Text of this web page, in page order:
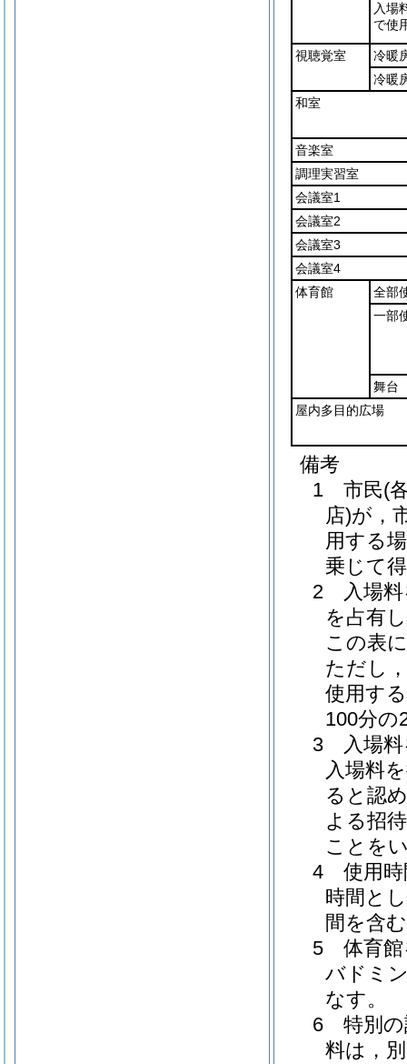
入場
で使
視聴覚室
冷暖
冷暖
和室
音楽室
調理実習室
会議室1
会議室2
会議室3
会議室4
体育館
全部
一部
舞台
屋内多目的広場
備考
1 市民(各
店)が，
用する
乗じて
2 入場料
を占有
この表
ただし
使用す
100分の
3 入場料
入場料
ると認
よる招
ことを
4 使用時
時間と
間を含
5 体育館
バドミ
なす。
6 特別の
料は，